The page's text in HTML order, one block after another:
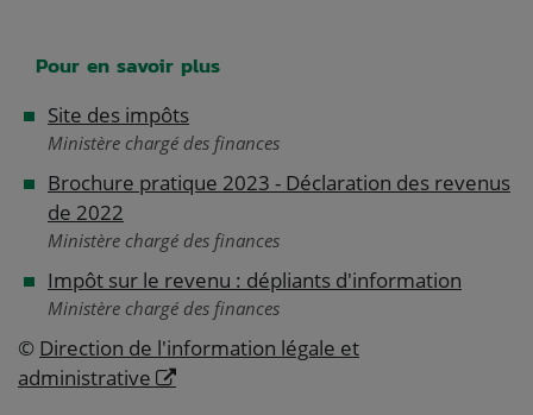
Pour en savoir plus
Site des impôts
Ministère chargé des finances
Brochure pratique 2023 - Déclaration des revenus
de 2022
Ministère chargé des finances
Impôt sur le revenu : dépliants d'information
Ministère chargé des finances
© Direction de l'information légale et
administrative